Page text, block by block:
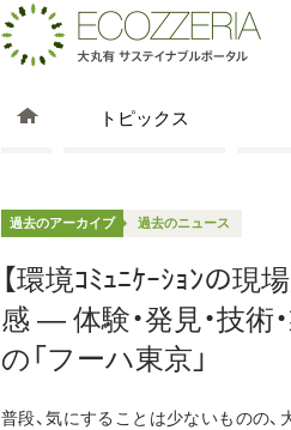
トピックス
過去のアーカイブ 過去のニュース
【環境ｺﾐｭﾆｹｰｼｮﾝの現
感 ― 体験・発見・技
の「フーハ東京」
普段、気にすることは少ないものの、